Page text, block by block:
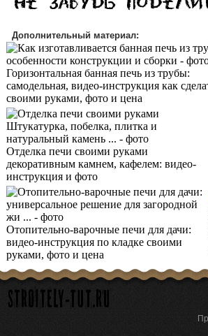
Дополнительный материал:
Горизонтальная банная печь из трубы:
самодельная, видео-инструкция как
своими руками, фото и цена
Отделка печи своими руками
декоративным камнем, кафелем: видео-
инструкция и фото
Отопительно-варочные печи для дачи:
видео-инструкция по кладке своими
руками, фото и цена